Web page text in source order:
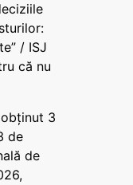
/ ISJ
că nu
obținut 3
de
de